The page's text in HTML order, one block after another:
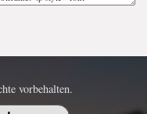
vorbehalten.